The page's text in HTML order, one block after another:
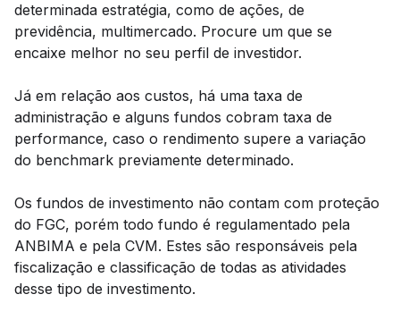
determinada estratégia, como de ações, de
previdência, multimercado. Procure um que se
encaixe melhor no seu perfil de investidor.
Já em relação aos custos, há uma taxa de
administração e alguns fundos cobram taxa de
performance, caso o rendimento supere a variação
do benchmark previamente determinado.
Os fundos de investimento não contam com proteção
do FGC, porém todo fundo é regulamentado pela
ANBIMA e pela CVM. Estes são responsáveis pela
fiscalização e classificação de todas as atividades
desse tipo de investimento.